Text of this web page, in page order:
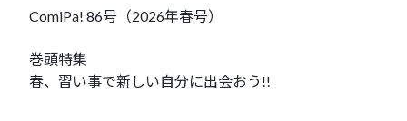
ComiPa! 86号（2026年春号）
巻頭特集
春、習い事で新しい自分に出会おう!!